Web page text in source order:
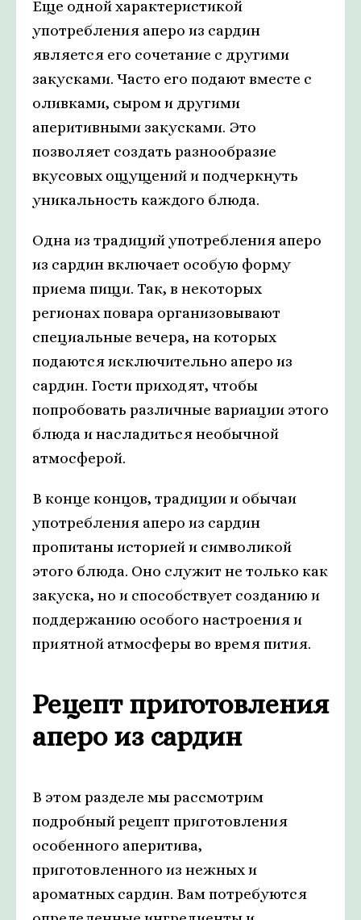
Еще одной характеристикой
употребления аперо из сардин
является его сочетание с другими
закусками. Часто его подают вместе с
оливками, сыром и другими
аперитивными закусками. Это
позволяет создать разнообразие
вкусовых ощущений и подчеркнуть
уникальность каждого блюда.
Одна из традиций употребления аперо
из сардин включает особую форму
приема пищи. Так, в некоторых
регионах повара организовывают
специальные вечера, на которых
подаются исключительно аперо из
сардин. Гости приходят, чтобы
попробовать различные вариации этого
блюда и насладиться необычной
атмосферой.
В конце концов, традиции и обычаи
употребления аперо из сардин
пропитаны историей и символикой
этого блюда. Оно служит не только как
закуска, но и способствует созданию и
поддержанию особого настроения и
приятной атмосферы во время пития.
Рецепт приготовления
аперо из сардин
В этом разделе мы рассмотрим
подробный рецепт приготовления
особенного аперитива,
приготовленного из нежных и
ароматных сардин. Вам потребуются